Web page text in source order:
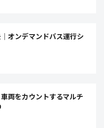
オンデマンドバス運行シ
両をカウントするマルチ